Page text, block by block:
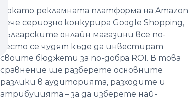
Докато рекламната платформа на Amazon
вече сериозно конкурира Google Shopping,
българските онлайн магазини все по-
често се чудят къде да инвестират
своите бюджети за по-добра ROI. В това
сравнение ще разберете основните
разлики в аудиторията, разходите и
атрибуцията – за да изберете най-